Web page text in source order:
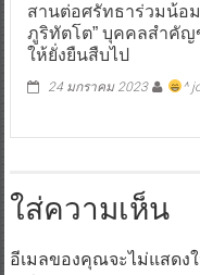
สานต่อศรัทธาร่วมน้อ
ภูริทัตโต” บุคคลสำคั
ให้ยั่งยืนสืบไป
24 มกราคม 2023 ^
ใส่ความเห็น
อีเมลของคุณจะไม่แสดง